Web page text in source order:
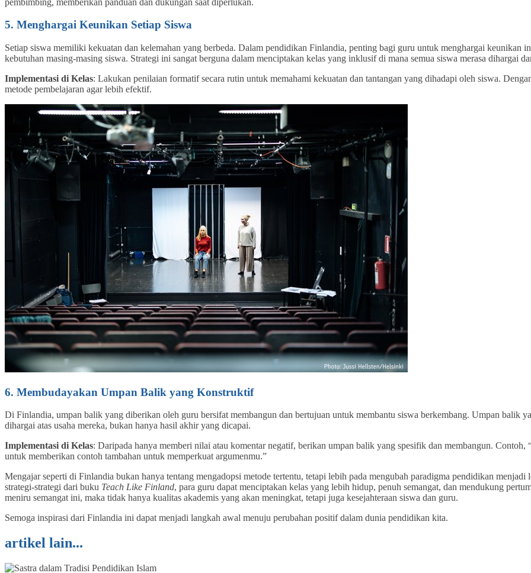
5. Menghargai Keunikan Setiap Siswa
Setiap siswa memiliki kekuatan dan kelemahan yang berbeda. Dalam pendidikan Finlandia, penting bagi guru untuk menghargai keunikan
kebutuhan masing-masing siswa. Strategi ini sangat berguna dalam menciptakan kelas yang inklusif di mana semua siswa merasa dihargai
Implementasi di Kelas: Lakukan penilaian formatif secara rutin untuk memahami kekuatan dan tantangan yang dihadapi oleh siswa.
metode pembelajaran agar lebih efektif.
6. Membudayakan Umpan Balik yang Konstruktif
Di Finlandia, umpan balik yang diberikan oleh guru bersifat membangun dan bertujuan untuk membantu siswa berkembang. Umpan balik
dihargai atas usaha mereka, bukan hanya hasil akhir yang dicapai.
Implementasi di Kelas: Daripada hanya memberi nilai atau komentar negatif, berikan umpan balik yang spesifik dan membangun. Contoh,
untuk memberikan contoh tambahan untuk memperkuat argumenmu.”
Mengajar seperti di Finlandia bukan hanya tentang mengadopsi metode tertentu, tetapi lebih pada mengubah paradigma pendidikan
strategi-strategi dari buku Teach Like Finland, para guru dapat menciptakan kelas yang lebih hidup, penuh semangat, dan mendukung
meniru semangat ini, maka tidak hanya kualitas akademis yang akan meningkat, tetapi juga kesejahteraan siswa dan guru.
Semoga inspirasi dari Finlandia ini dapat menjadi langkah awal menuju perubahan positif dalam dunia pendidikan kita.
artikel lain...